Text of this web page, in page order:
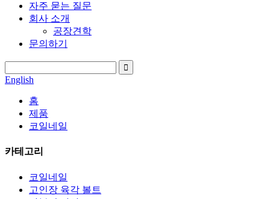
자주 묻는 질문
회사 소개
공장견학
문의하기
English
홈
제품
코일네일
카테고리
코일네일
고인장 육각 볼트